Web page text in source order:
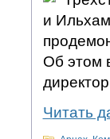
и
Об этом
Читать